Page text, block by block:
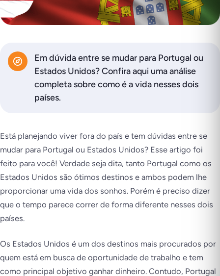
Em dúvida entre se mudar para Portugal ou
Estados Unidos? Confira aqui uma análise
completa sobre como é a vida nesses dois
países.
Está planejando viver fora do país e tem dúvidas entre se
mudar para Portugal ou Estados Unidos? Esse artigo foi
feito para você! Verdade seja dita, tanto Portugal como os
Estados Unidos são ótimos destinos e ambos podem lhe
proporcionar uma vida dos sonhos. Porém é preciso dizer
que o tempo parece correr de forma diferente nesses dois
países.
Os Estados Unidos é um dos destinos mais procurados por
quem está em busca de oportunidade de trabalho e tem
como principal objetivo ganhar dinheiro. Contudo, Portugal